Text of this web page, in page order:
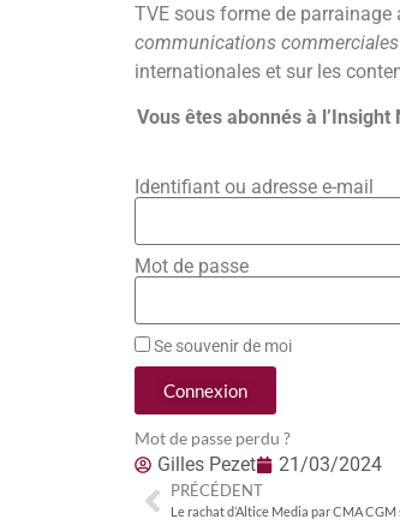
TVE sous forme de
communications
internationales et sur les
Vous êtes abonnés à
Identifiant ou adresse e-mail
Mot de passe
Se souvenir de moi
Connexion
Mot de passe perdu ?
Gilles Pezet 21/03/2024
PRÉCÉDENT